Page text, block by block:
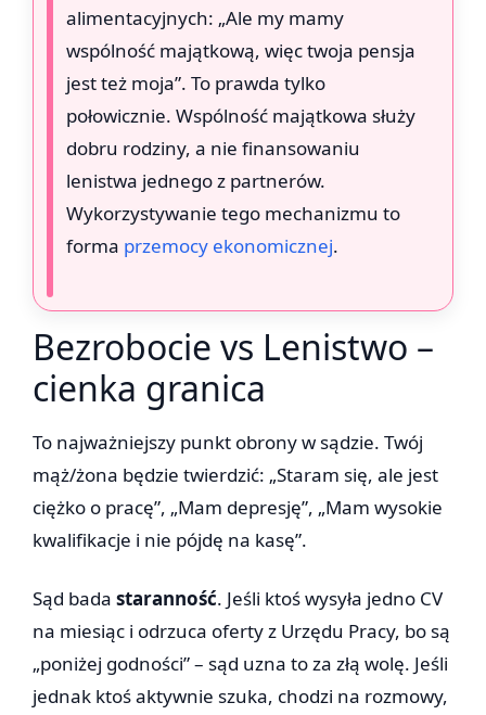
alimentacyjnych: „Ale my mamy
wspólność majątkową, więc twoja pensja
jest też moja”. To prawda tylko
połowicznie. Wspólność majątkowa służy
dobru rodziny, a nie finansowaniu
lenistwa jednego z partnerów.
Wykorzystywanie tego mechanizmu to
forma przemocy ekonomicznej.
Bezrobocie vs Lenistwo –
cienka granica
To najważniejszy punkt obrony w sądzie. Twój
mąż/żona będzie twierdzić: „Staram się, ale jest
ciężko o pracę”, „Mam depresję”, „Mam wysokie
kwalifikacje i nie pójdę na kasę”.
Sąd bada staranność. Jeśli ktoś wysyła jedno CV
na miesiąc i odrzuca oferty z Urzędu Pracy, bo są
„poniżej godności” – sąd uzna to za złą wolę. Jeśli
jednak ktoś aktywnie szuka, chodzi na rozmowy,